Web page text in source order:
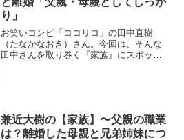
り」
お笑いコンビ「ココリコ」の田中直樹
（たなかなおき）さん。今回は、そんな
田中さんを取り巻く『家族』にスポット
兼近大樹の【家族】〜父親の職業
は？離婚した母親と兄弟姉妹につ